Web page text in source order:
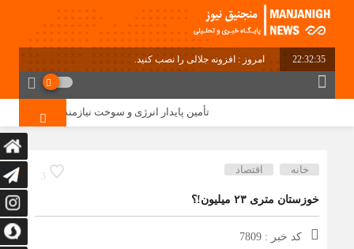
22:32:35 امروز : افزونه جلالی را نصب کنید.
تأمین پایدار انرژی و سوخت نیازمند مدیریت منابع
3
خانه اقتصاد
خوزستان متری ۲۳ میلیون!؟
کد خبر : 7809